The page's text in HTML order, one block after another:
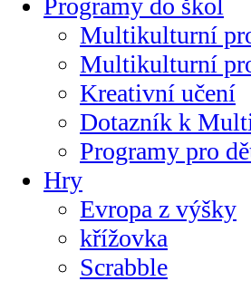
Programy do škol
Multikulturní
Multikulturní
Kreativní učení
Dotazník k
Programy pro
Hry
Evropa z výšky
křížovka
Scrabble